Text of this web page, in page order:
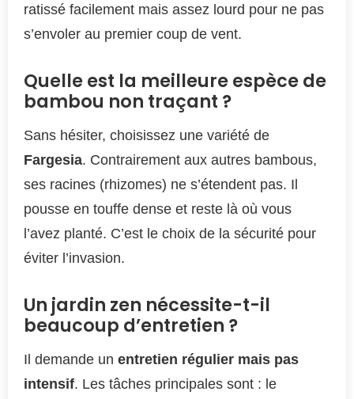
ratissé facilement mais assez lourd pour ne pas
s’envoler au premier coup de vent.
Quelle est la meilleure espèce de
bambou non traçant ?
Sans hésiter, choisissez une variété de
Fargesia. Contrairement aux autres bambous,
ses racines (rhizomes) ne s’étendent pas. Il
pousse en touffe dense et reste là où vous
l’avez planté. C’est le choix de la sécurité pour
éviter l’invasion.
Un jardin zen nécessite-t-il
beaucoup d’entretien ?
Il demande un entretien régulier mais pas
intensif. Les tâches principales sont : le